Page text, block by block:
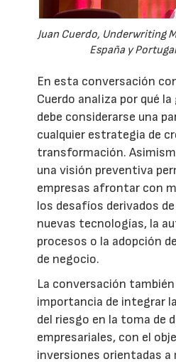
Juan Cuerdo, Underwriting
España y
En esta conversación
Cuerdo analiza por qué
debe considerarse una
cualquier estrategia de
transformación.
una visión preventiva
empresas afrontar con
los desafíos derivados
nuevas tecnologías, la
procesos o la adopción
de negocio.
La conversación también
importancia de integrar
del riesgo en la toma de
empresariales, con el
inversiones orientadas a